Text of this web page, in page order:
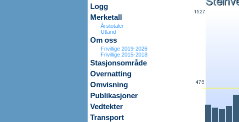
Logg
Merketall
Årstotaler
Utland
Om oss
Frivillige 2019-2026
Frivillige 2015-2018
Stasjonsområde
Overnatting
Omvisning
Publikasjoner
Vedtekter
Transport